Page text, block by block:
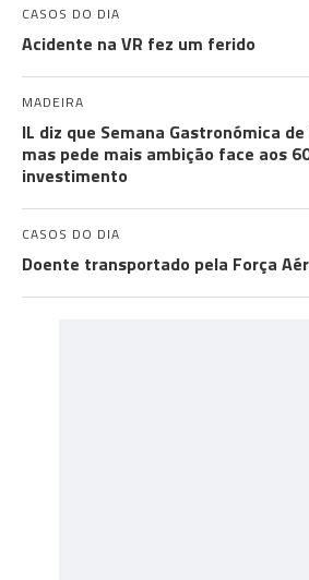
CASOS DO DIA
Acidente na VR fez um ferido
MADEIRA
IL diz que Semana Gastronómica
mas pede mais ambição face aos
investimento
CASOS DO DIA
Doente transportado pela Força